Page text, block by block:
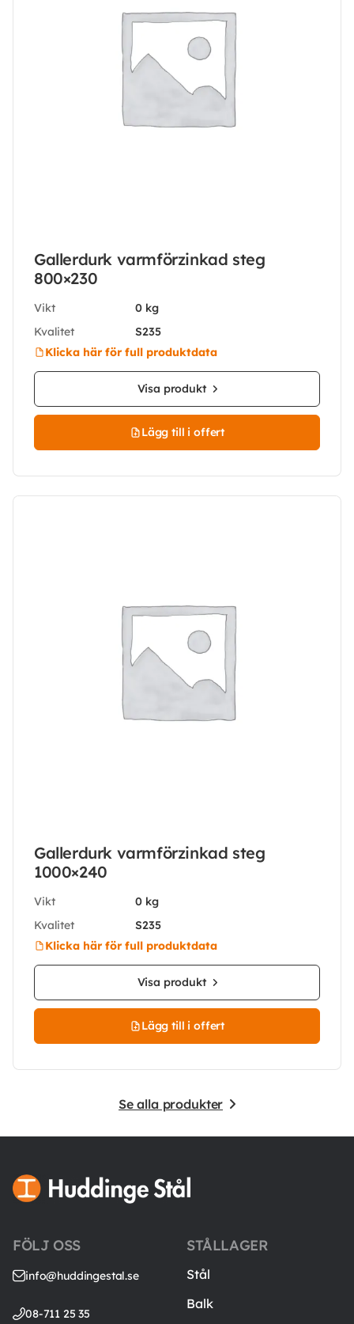
Gallerdurk varmförzinkad steg
800×230
Vikt
0 kg
Kvalitet
S235
Klicka här för full produktdata
Visa produkt
Lägg till i offert
Gallerdurk varmförzinkad steg
1000×240
Vikt
0 kg
Kvalitet
S235
Klicka här för full produktdata
Visa produkt
Lägg till i offert
Se alla produkter
FÖLJ OSS
info@huddingestal.se
08-711 25 35
STÅLLAGER
Stål
Balk